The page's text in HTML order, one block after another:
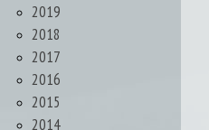
2019
2018
2017
2016
2015
2014